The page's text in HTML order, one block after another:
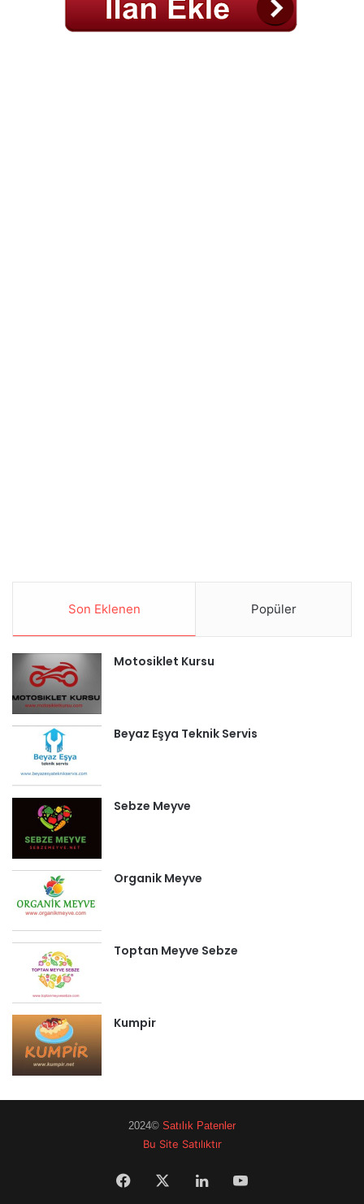
Son Eklenen Popüler
Motosiklet Kursu
Beyaz Eşya Teknik Servis
Sebze Meyve
Organik Meyve
Toptan Meyve Sebze
Kumpir
2024© Satılık Patenler
Bu Site Satılıktır
Facebook LinkedIn